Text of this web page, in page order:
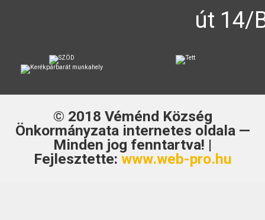
út 14/
© 2018 Véménd Község
Önkormányzatainternetes oldala —
Minden jog fenntartva! |
Fejlesztette: www.web-pro.hu